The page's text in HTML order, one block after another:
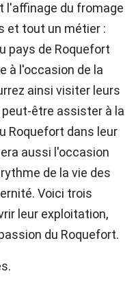
l'affinage du fromage
et tout un métier :
pays de Roquefort
à l'occasion de la
ainsi visiter leurs
peut-être assister à la
Roquefort dans leur
aussi l'occasion
de la vie des
Voici trois
leur exploitation,
du Roquefort.